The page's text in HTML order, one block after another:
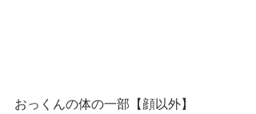
おっくんの体の一部【顔以外】